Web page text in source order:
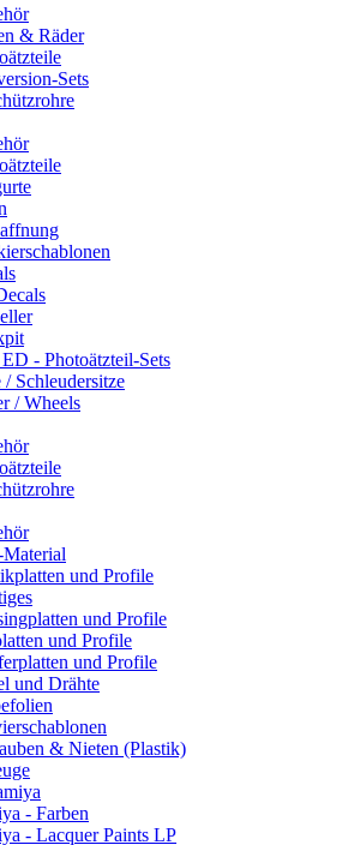
& Räder
Sets
- Photoätzteil-Sets
/ Schleudersitze
/ Wheels
und Profile
und Profile
und Profile
und Profile
und Drähte
& Nieten (Plastik)
- Farben
- Lacquer Paints LP